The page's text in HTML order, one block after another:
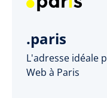
.paris
L'adresse idéale
Web à Paris